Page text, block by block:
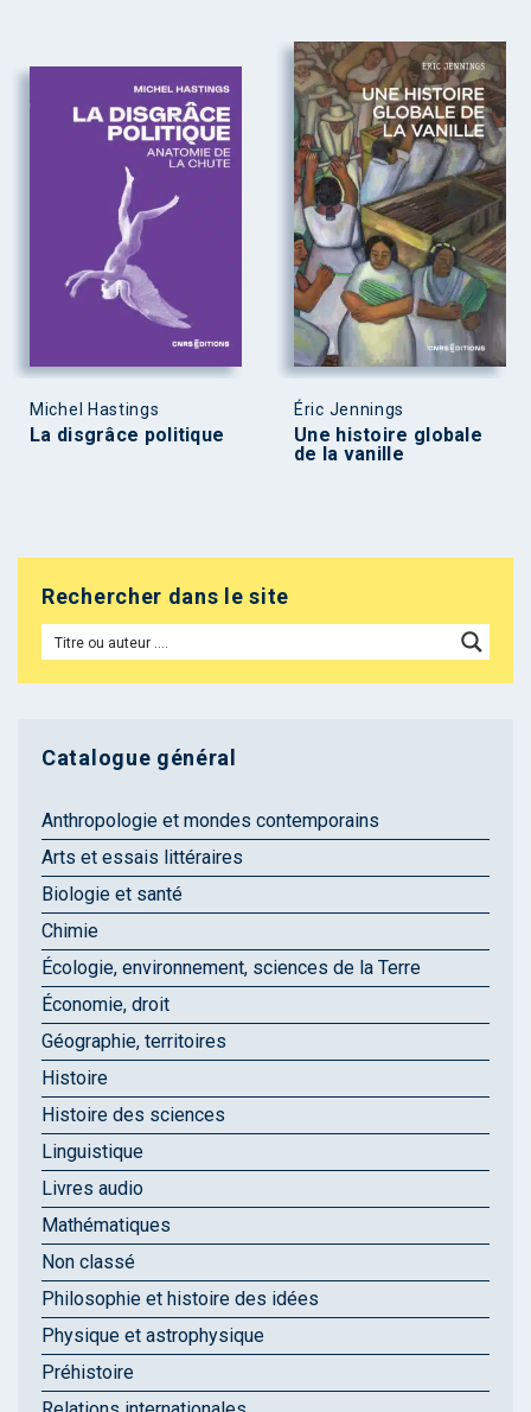
Michel Hastings
La disgrâce politique
Éric Jennings
Une histoire globale
de la vanille
Rechercher dans le site
Catalogue général
Anthropologie et mondes contemporains
Arts et essais littéraires
Biologie et santé
Chimie
Écologie, environnement, sciences de la Terre
Économie, droit
Géographie, territoires
Histoire
Histoire des sciences
Linguistique
Livres audio
Mathématiques
Non classé
Philosophie et histoire des idées
Physique et astrophysique
Préhistoire